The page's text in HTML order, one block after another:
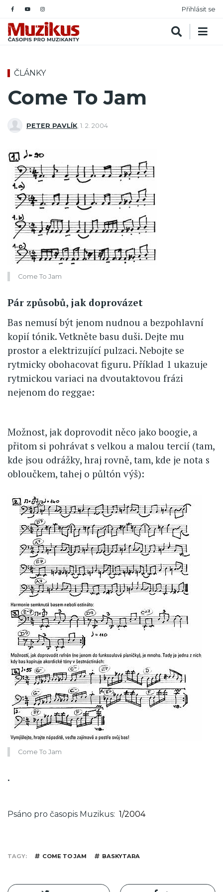
Přihlásit se
ČLÁNKY
Come To Jam
PETER PAVLÍK 1. 2. 2004
Come To Jam
Pár způsobů, jak doprovázet
Bas nemusí být jenom nudnou a bezpohlavní
kopií tónik. Vetkněte basu duši. Dejte mu
prostor a elektrizující pulzaci. Nebojte se
rytmicky obohacovat figuru. Příklad 1 ukazuje
rytmickou variaci na dvoutaktovou frázi
nejenom do reggae:
Možnost, jak doprovodit něco jako boogie, a
přitom si pohrávat s velkou a malou tercií (tam,
kde jsou odrážky, hraj rovně, tam, kde je nota s
obloučkem, tahej o půltón výš):
Come To Jam
.
Psáno pro časopis Muzikus 1/2004
TAGY COME TO JAM BASKYTARA